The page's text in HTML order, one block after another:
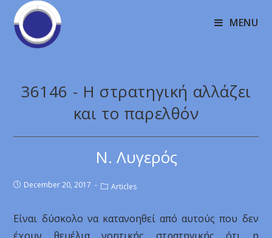
MENU
36146 - Η στρατηγική αλλάζει
και το παρελθόν
Ν. Λυγερός
December 20, 2017 Articles
Είναι δύσκολο να κατανοηθεί από αυτούς που δεν